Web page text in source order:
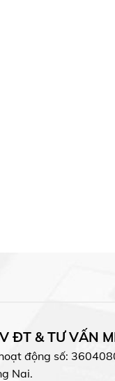
ĐT & TƯ VẤN
động số:
Nai.